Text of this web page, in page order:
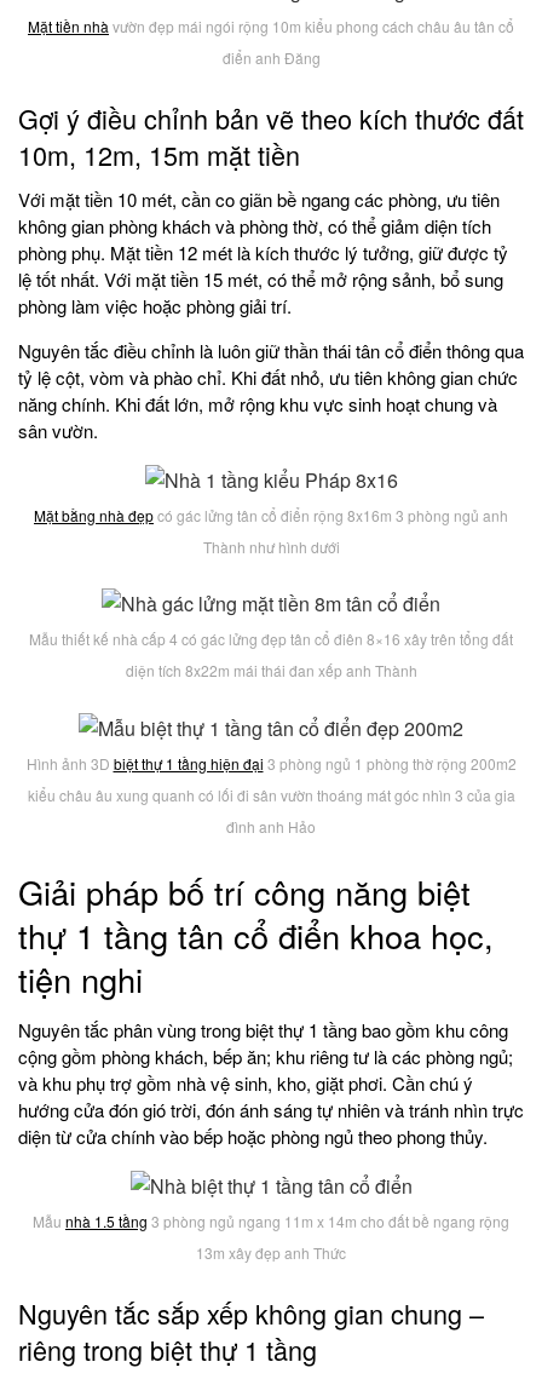
Mặt tiền nhà vườn đẹp mái ngói rộng 10m kiểu phong cách châu âu tân cổ
điển anh Đăng
Gợi ý điều chỉnh bản vẽ theo kích thước đất
10m, 12m, 15m mặt tiền
Với mặt tiền 10 mét, cần co giãn bề ngang các phòng, ưu tiên
không gian phòng khách và phòng thờ, có thể giảm diện tích
phòng phụ. Mặt tiền 12 mét là kích thước lý tưởng, giữ được tỷ
lệ tốt nhất. Với mặt tiền 15 mét, có thể mở rộng sảnh, bổ sung
phòng làm việc hoặc phòng giải trí.
Nguyên tắc điều chỉnh là luôn giữ thần thái tân cổ điển thông qua
tỷ lệ cột, vòm và phào chỉ. Khi đất nhỏ, ưu tiên không gian chức
năng chính. Khi đất lớn, mở rộng khu vực sinh hoạt chung và
sân vườn.
Mặt bằng nhà đẹpcó gác lửng tân cổ điển rộng 8x16m 3 phòng ngủ anh
Thành như hình dưới
Mẫu thiết kế nhà cấp 4 có gác lửng đẹp tân cổ điên 8×16 xây trên tổng đất
diện tích 8x22m mái thái đan xếp anh Thành
Hình ảnh 3D biệt thự 1 tầng hiện đại 3 phòng ngủ 1 phòng thờ rộng 200m2
kiểu châu âu xung quanh có lối đi sân vườn thoáng mát góc nhìn 3 của gia
đình anh Hảo
Giải pháp bố trí công năng biệt
thự 1 tầng tân cổ điển khoa học,
tiện nghi
Nguyên tắc phân vùng trong biệt thự 1 tầng bao gồm khu công
cộng gồm phòng khách, bếp ăn; khu riêng tư là các phòng ngủ;
và khu phụ trợ gồm nhà vệ sinh, kho, giặt phơi. Cần chú ý
hướng cửa đón gió trời, đón ánh sáng tự nhiên và tránh nhìn trực
diện từ cửa chính vào bếp hoặc phòng ngủ theo phong thủy.
Mẫu nhà 1.5 tầng 3 phòng ngủ ngang 11m x 14m cho đất bề ngang rộng
13m xây đẹp anh Thức
Nguyên tắc sắp xếp không gian chung –
riêng trong biệt thự 1 tầng